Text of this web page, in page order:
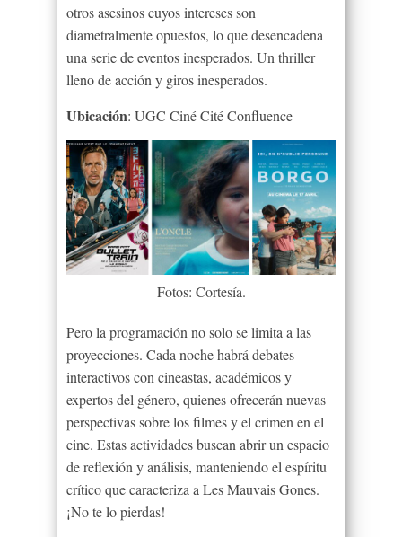
otros asesinos cuyos intereses son
diametralmente opuestos, lo que desencadena
una serie de eventos inesperados. Un thriller
lleno de acción y giros inesperados.
Ubicación: UGC Ciné Cité Confluence
Fotos: Cortesía.
Pero la programación no solo se limita a las
proyecciones. Cada noche habrá debates
interactivos con cineastas, académicos y
expertos del género, quienes ofrecerán nuevas
perspectivas sobre los filmes y el crimen en el
cine. Estas actividades buscan abrir un espacio
de reflexión y análisis, manteniendo el espíritu
crítico que caracteriza a Les Mauvais Gones.
¡No te lo pierdas!